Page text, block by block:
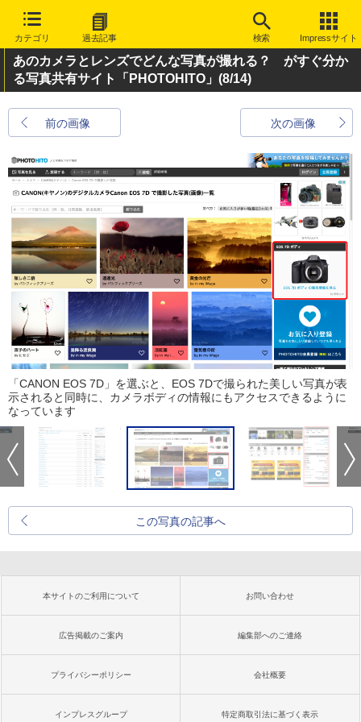
カテゴリ 過去記事 検索 Impressサイト
あのカメラとレンズでどんな写真が撮れる？ がすぐ分か
る写真共有サイト「PHOTOHITO」 (8/14)
前の画像 次の画像
「CANON EOS 7D」を選ぶと、EOS 7Dで撮られた美しい写真が表
示されると同時に、カメラボディの情報にもアクセスできるように
なっています
この写真の記事へ
本サイトのご利用について お問い合わせ
広告掲載のご案内 編集部へのご連絡
プライバシーポリシー 会社概要
インプレスグループ 特定商取引法に基づく表示